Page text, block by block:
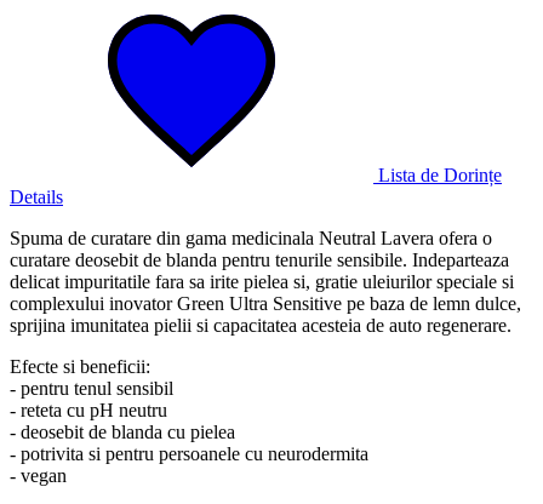
Lista de Dorințe
Details
Spuma de curatare din gama medicinala Neutral Lavera ofera o
curatare deosebit de blanda pentru tenurile sensibile. Indeparteaza
delicat impuritatile fara sa irite pielea si, gratie uleiurilor speciale si
complexului inovator Green Ultra Sensitive pe baza de lemn dulce,
sprijina imunitatea pielii si capacitatea acesteia de auto regenerare.
Efecte si beneficii:
- pentru tenul sensibil
- reteta cu pH neutru
- deosebit de blanda cu pielea
- potrivita si pentru persoanele cu neurodermita
- vegan